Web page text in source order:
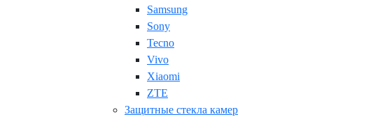
Samsung
Sony
Tecno
Vivo
Xiaomi
ZTE
Защитные стекла камер